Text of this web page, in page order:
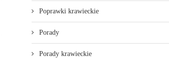
Poprawki krawieckie
Porady
Porady krawieckie